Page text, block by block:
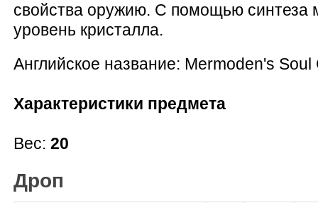
свойства оружию. С помощью синтеза
уровень кристалла.
Английское название: Mermoden's Soul
Характеристики предмета
Вес: 20
Дроп